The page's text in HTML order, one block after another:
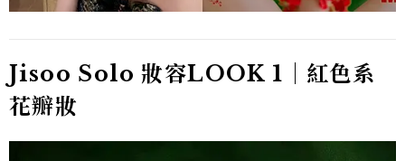
Jisoo Solo 妝容LOOK 1｜紅色系
花瓣妝